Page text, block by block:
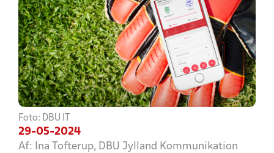
Foto: DBU IT
29-05-2024
Af: Ina Tofterup, DBU Jylland Kommunikation